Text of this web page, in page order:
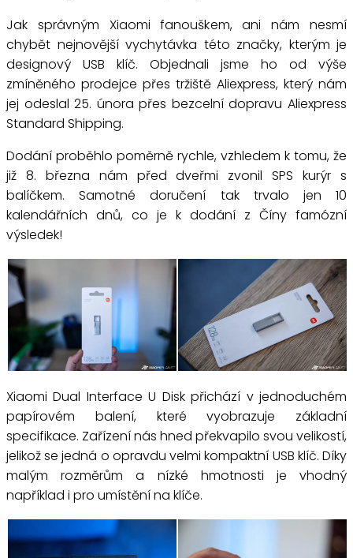
Jak správným Xiaomi fanouškem, ani nám nesmí
chybět nejnovější vychytávka této značky, kterým je
designový USB klíč. Objednali jsme ho od výše
zmíněného prodejce přes tržiště Aliexpress, který nám
jej odeslal 25. února přes bezcelní dopravu Aliexpress
Standard Shipping.
Dodání proběhlo poměrně rychle, vzhledem k tomu, že
již 8. března nám před dveřmi zvonil SPS kurýr s
balíčkem. Samotné doručení tak trvalo jen 10
kalendářních dnů, co je k dodání z Číny famózní
výsledek!
Xiaomi Dual Interface U Disk přichází v jednoduchém
papírovém balení, které vyobrazuje základní
specifikace. Zařízení nás hned překvapilo svou velikostí,
jelikož se jedná o opravdu velmi kompaktní USB klíč. Díky
malým rozměrům a nízké hmotnosti je vhodný
například i pro umístění na klíče.